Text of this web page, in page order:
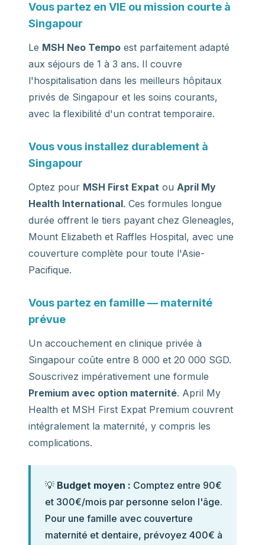
Vous partez en VIE ou mission courte à
Singapour
Le MSH Neo Tempo est parfaitement adapté
aux séjours de 1 à 3 ans. Il couvre
l'hospitalisation dans les meilleurs hôpitaux
privés de Singapour et les soins courants,
avec la flexibilité d'un contrat temporaire.
Vous vous installez durablement à
Singapour
Optez pour MSH First Expat ou April My
Health International. Ces formules longue
durée offrent le tiers payant chez Gleneagles,
Mount Elizabeth et Raffles Hospital, avec une
couverture complète pour toute l'Asie-
Pacifique.
Vous partez en famille — maternité
prévue
Un accouchement en clinique privée à
Singapour coûte entre 8 000 et 20 000 SGD.
Souscrivez impérativement une formule
Premium avec option maternité. April My
Health et MSH First Expat Premium couvrent
intégralement la maternité, y compris les
complications.
💡 Budget moyen : Comptez entre 90€
et 300€/mois par personne selon l'âge.
Pour une famille avec couverture
maternité et dentaire, prévoyez 400€ à